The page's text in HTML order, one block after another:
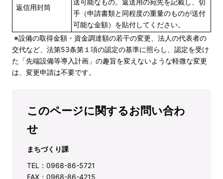
返信用封筒
手（申請書類と同程度の重量のものが送付
可能な金額）を貼付してください。
※設備の取得金額・資金調達額の若干の変更、法人の代表者の
交代など、法第53条第１項の認定の基準に照らし、認定を受け
た「先端設備等導入計画」の趣旨を変えないような軽微な変更
は、変更申請は不要です。
このページに関するお問い合わ
せ
まちづくり課
TEL：0968-86-5721
FAX：0968-86-4215